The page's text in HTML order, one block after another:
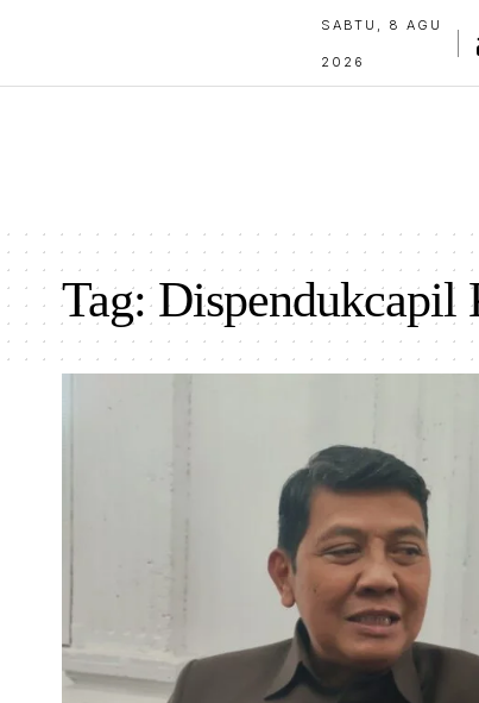
SABTU, 8 AGU
2026
Tag:Dispendukcapil